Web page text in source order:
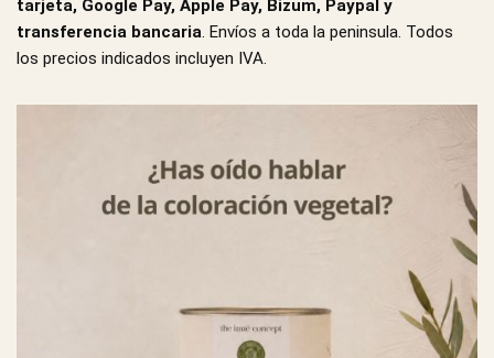
tarjeta, Google Pay, Apple Pay, Bizum, Paypal y
transferencia bancaria. Envíos a toda la peninsula. Todos
los precios indicados incluyen IVA.